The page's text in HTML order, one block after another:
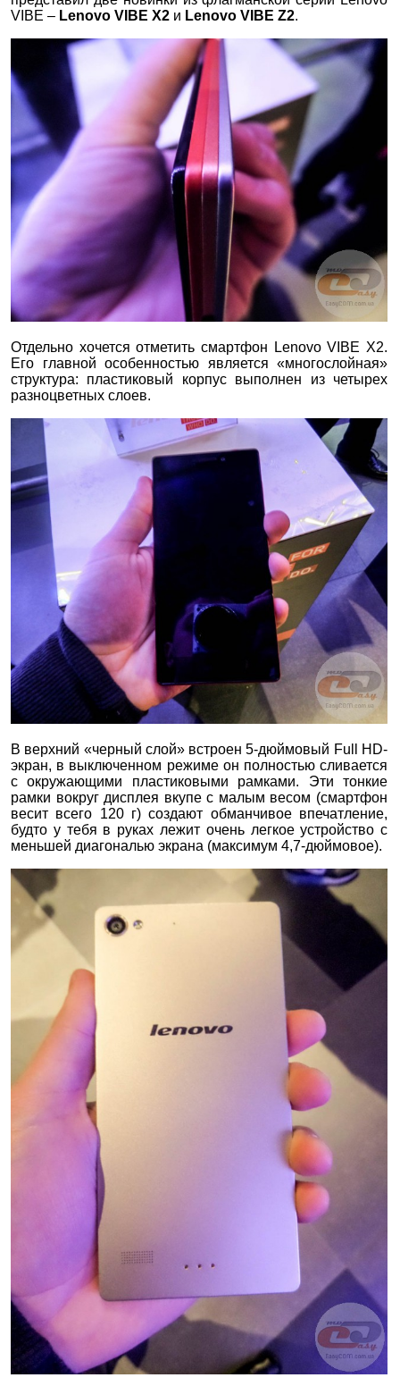
VIBE – Lenovo VIBE X2 и Lenovo VIBE Z2.
Отдельно хочется отметить смартфон Lenovo VIBE X2.
Его главной особенностью является «многослойная»
структура: пластиковый корпус выполнен из четырех
разноцветных слоев.
В верхний «черный слой» встроен 5-дюймовый Full HD-
экран, в выключенном режиме он полностью сливается
с окружающими пластиковыми рамками. Эти тонкие
рамки вокруг дисплея вкупе с малым весом (смартфон
весит всего 120 г) создают обманчивое впечатление,
будто у тебя в руках лежит очень легкое устройство с
меньшей диагональю экрана (максимум 4,7-дюймовое).